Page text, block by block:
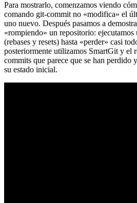
Para mostrarlo, comenzamos viendo
comando git-commit no «modifica» el
uno nuevo. Después pasamos a
«rompiendo» un repositorio: ejecutamos
(rebases y resets) hasta «perder» casi
posteriormente utilizamos SmartGit y el
commits que parece que se han perdido
su estado inicial.